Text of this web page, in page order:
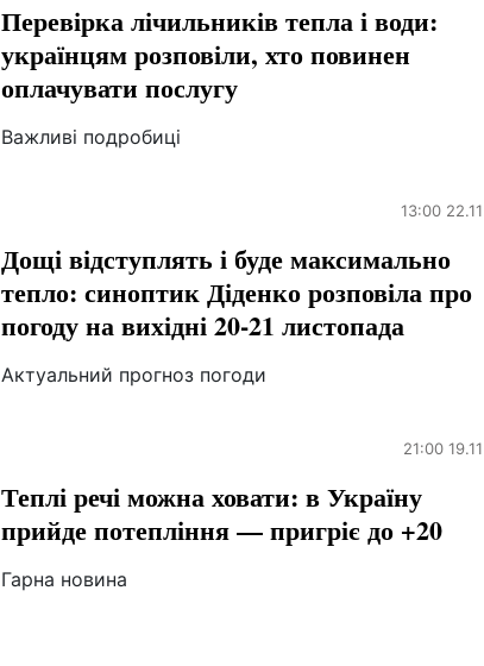
Перевірка лічильників тепла і води:
українцям розповіли, хто повинен
оплачувати послугу
Важливі подробиці
13:00 22.11
Дощі відступлять і буде максимально
тепло: синоптик Діденко розповіла про
погоду на вихідні 20-21 листопада
Актуальний прогноз погоди
21:00 19.11
Теплі речі можна ховати: в Україну
прийде потепління — пригріє до +20
Гарна новина